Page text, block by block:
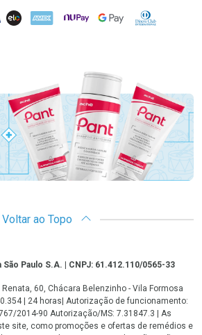
ELO AMEX NuPay Google PayDiners Club
Destaque
Voltar ao Topo
Paulo S.A. | CNPJ: 61.412.110/0565-33
Renata, 60, Chácara Belenzinho - Vila Formosa
| 24 horas| Autorização de funcionamento:
2014-90 Autorização/MS: 7.31847.3 | As
site, como promoções e ofertas de remédios e